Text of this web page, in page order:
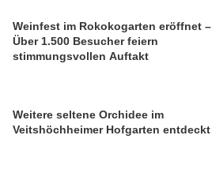
Weinfest im Rokokogarten eröffnet –
Über 1.500 Besucher feiern
stimmungsvollen Auftakt
Weitere seltene Orchidee im
Veitshöchheimer Hofgarten entdeckt